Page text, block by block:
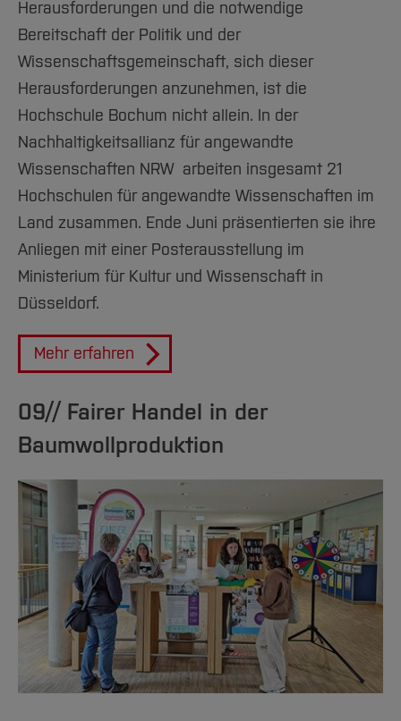
Herausforderungen und die notwendige
Bereitschaft der Politik und der
Wissenschaftsgemeinschaft, sich dieser
Herausforderungen anzunehmen, ist die
Hochschule Bochum nicht allein. In der
Nachhaltigkeitsallianz für angewandte
Wissenschaften NRW arbeiten insgesamt 21
Hochschulen für angewandte Wissenschaften im
Land zusammen. Ende Juni präsentierten sie ihre
Anliegen mit einer Posterausstellung im
Ministerium für Kultur und Wissenschaft in
Düsseldorf.
Mehr erfahren
09// Fairer Handel in der
Baumwollproduktion